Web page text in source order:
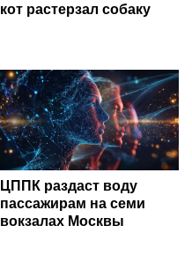
кот растерзал собаку
ЦППК раздаст воду
пассажирам на семи
вокзалах Москвы